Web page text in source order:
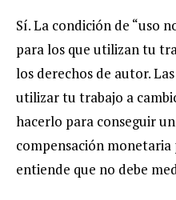
Sí. La condición de “uso
para los que utilizan tu
los derechos de autor.
utilizar tu trabajo a
hacerlo para conseguir
compensación monetaria
entiende que no debe